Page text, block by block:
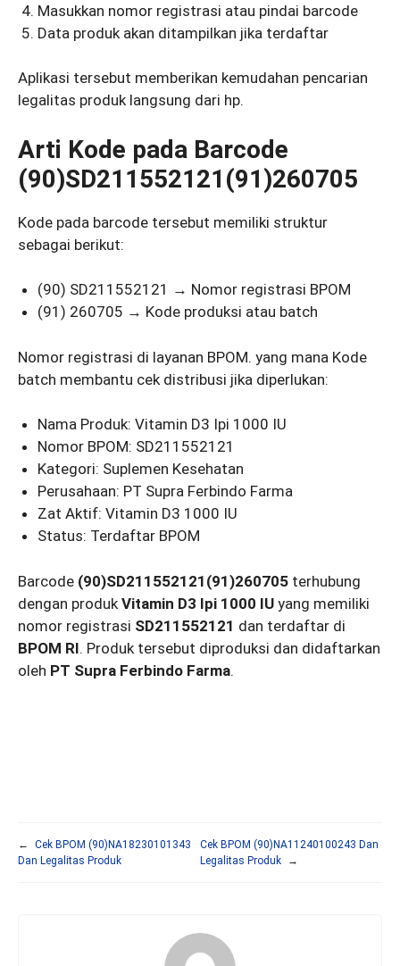
Masukkan nomor registrasi atau pindai barcode
Data produk akan ditampilkan jika terdaftar
Aplikasi tersebut memberikan kemudahan pencarian
legalitas produk langsung dari hp.
Arti Kode pada Barcode
(90)SD211552121(91)260705
Kode pada barcode tersebut memiliki struktur
sebagai berikut:
(90) SD211552121 → Nomor registrasi BPOM
(91) 260705 → Kode produksi atau batch
Nomor registrasi di layanan BPOM. yang mana Kode
batch membantu cek distribusi jika diperlukan:
Nama Produk: Vitamin D3 Ipi 1000 IU
Nomor BPOM: SD211552121
Kategori: Suplemen Kesehatan
Perusahaan: PT Supra Ferbindo Farma
Zat Aktif: Vitamin D3 1000 IU
Status: Terdaftar BPOM
Barcode (90)SD211552121(91)260705 terhubung
dengan produk Vitamin D3 Ipi 1000 IU yang memiliki
nomor registrasi SD211552121 dan terdaftar di
BPOM RI. Produk tersebut diproduksi dan didaftarkan
oleh PT Supra Ferbindo Farma.
←
Cek BPOM (90)NA18230101343
Dan Legalitas Produk
Cek BPOM (90)NA11240100243 Dan
Legalitas Produk
→